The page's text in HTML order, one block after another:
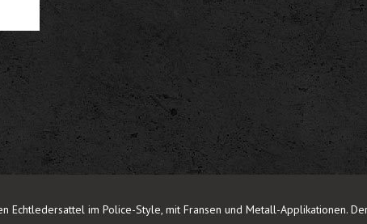
Echtledersattel im Police-Style, mit Fransen und Metall-Applikationen.